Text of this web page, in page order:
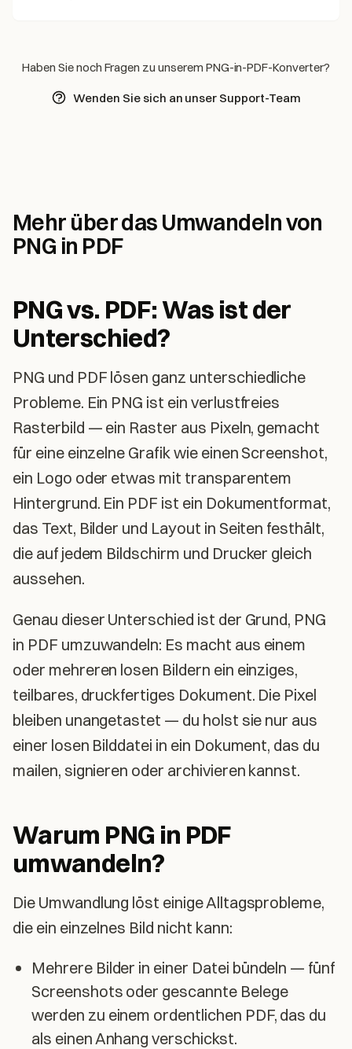
Haben Sie noch Fragen zu unserem PNG-in-PDF-Konverter?
Wenden Sie sich an unser Support-Team
Mehr über das Umwandeln von
PNG in PDF
PNG vs. PDF: Was ist der
Unterschied?
PNG und PDF lösen ganz unterschiedliche
Probleme. Ein PNG ist ein verlustfreies
Rasterbild — ein Raster aus Pixeln, gemacht
für eine einzelne Grafik wie einen Screenshot,
ein Logo oder etwas mit transparentem
Hintergrund. Ein PDF ist ein Dokumentformat,
das Text, Bilder und Layout in Seiten festhält,
die auf jedem Bildschirm und Drucker gleich
aussehen.
Genau dieser Unterschied ist der Grund, PNG
in PDF umzuwandeln: Es macht aus einem
oder mehreren losen Bildern ein einziges,
teilbares, druckfertiges Dokument. Die Pixel
bleiben unangetastet — du holst sie nur aus
einer losen Bilddatei in ein Dokument, das du
mailen, signieren oder archivieren kannst.
Warum PNG in PDF
umwandeln?
Die Umwandlung löst einige Alltagsprobleme,
die ein einzelnes Bild nicht kann:
Mehrere Bilder in einer Datei bündeln — fünf
Screenshots oder gescannte Belege
werden zu einem ordentlichen PDF, das du
als einen Anhang verschickst.